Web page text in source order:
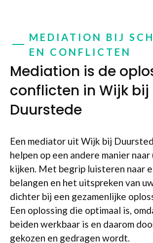
MEDIATION BIJ
EN CONFLICTEN
Mediation is de
conflicten in Wijk bij
Duurstede
Een mediator uit Wijk bij
helpen op een andere manier
kijken. Met begrip luisteren naar
belangen en het uitspreken van
dichter bij een gezamenlijke
Een oplossing die optimaal is,
beiden werkbaar is en daarom
gekozen en gedragen wordt.